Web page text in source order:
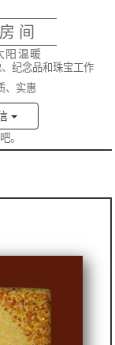
房间
阳温暖
纪念品和珠宝工作
、实惠
。